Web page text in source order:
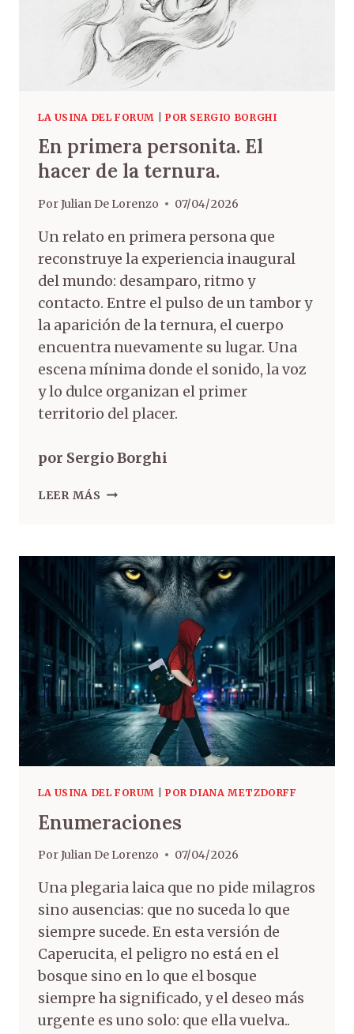
LA USINA DEL FORUM POR SERGIO BORGHI
En primera personita. El
hacer de la ternura.
PorJulian De Lorenzo 07/04/2026
Un relato en primera persona que
reconstruye la experiencia inaugural
del mundo: desamparo, ritmo y
contacto. Entre el pulso de un tambor y
la aparición de la ternura, el cuerpo
encuentra nuevamente su lugar. Una
escena mínima donde el sonido, la voz
y lo dulce organizan el primer
territorio del placer.
por Sergio Borghi
LEER MÁS
LA USINA DEL FORUM POR DIANA METZDORFF
Enumeraciones
PorJulian De Lorenzo 07/04/2026
Una plegaria laica que no pide milagros
sino ausencias: que no suceda lo que
siempre sucede. En esta versión de
Caperucita, el peligro no está en el
bosque sino en lo que el bosque
siempre ha significado, y el deseo más
urgente es uno solo: que ella vuelva..